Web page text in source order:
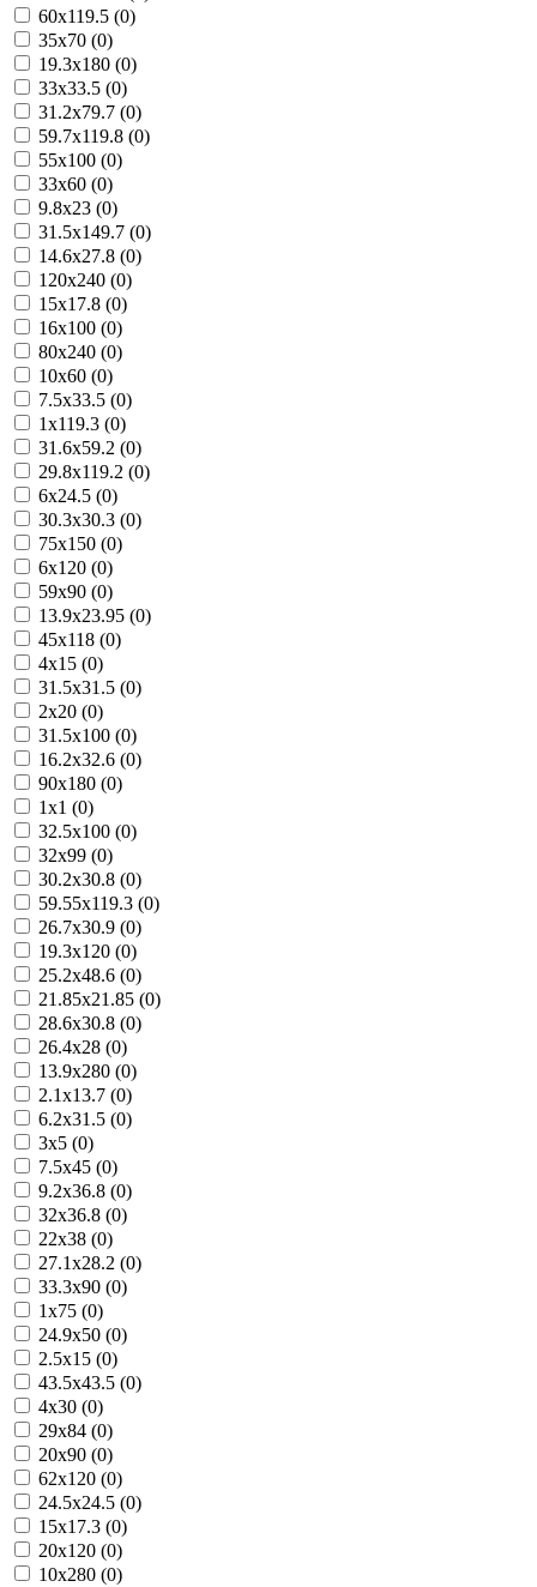
60x119.5 (0)
35x70 (0)
19.3x180 (0)
33x33.5 (0)
31.2x79.7 (0)
59.7x119.8 (0)
55x100 (0)
33x60 (0)
9.8x23 (0)
31.5x149.7 (0)
14.6x27.8 (0)
120x240 (0)
15x17.8 (0)
16x100 (0)
80x240 (0)
10x60 (0)
7.5x33.5 (0)
1x119.3 (0)
31.6x59.2 (0)
29.8x119.2 (0)
6x24.5 (0)
30.3x30.3 (0)
75x150 (0)
6x120 (0)
59x90 (0)
13.9x23.95 (0)
45x118 (0)
4x15 (0)
31.5x31.5 (0)
2x20 (0)
31.5x100 (0)
16.2x32.6 (0)
90x180 (0)
1x1 (0)
32.5x100 (0)
32x99 (0)
30.2x30.8 (0)
59.55x119.3 (0)
26.7x30.9 (0)
19.3x120 (0)
25.2x48.6 (0)
21.85x21.85 (0)
28.6x30.8 (0)
26.4x28 (0)
13.9x280 (0)
2.1x13.7 (0)
6.2x31.5 (0)
3x5 (0)
7.5x45 (0)
9.2x36.8 (0)
32x36.8 (0)
22x38 (0)
27.1x28.2 (0)
33.3x90 (0)
1x75 (0)
24.9x50 (0)
2.5x15 (0)
43.5x43.5 (0)
4x30 (0)
29x84 (0)
20x90 (0)
62x120 (0)
24.5x24.5 (0)
15x17.3 (0)
20x120 (0)
10x280 (0)